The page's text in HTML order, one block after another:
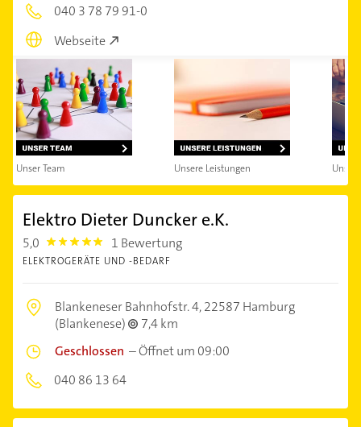
040 3 78 79 91-0
Webseite
Unser Team Unsere Leistungen
Elektro Dieter Duncker e.K.
5,0 5.0 1 Bewertung
ELEKTROGERÄTE UND -BEDARF
Blankeneser Bahnhofstr. 4,22587 Hamburg
(Blankenese)
7,4 km
Geschlossen –Öffnet um 09:00
040 86 13 64